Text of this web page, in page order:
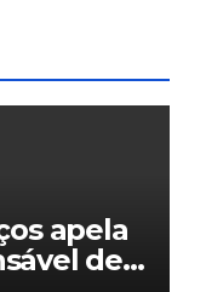
apela
de